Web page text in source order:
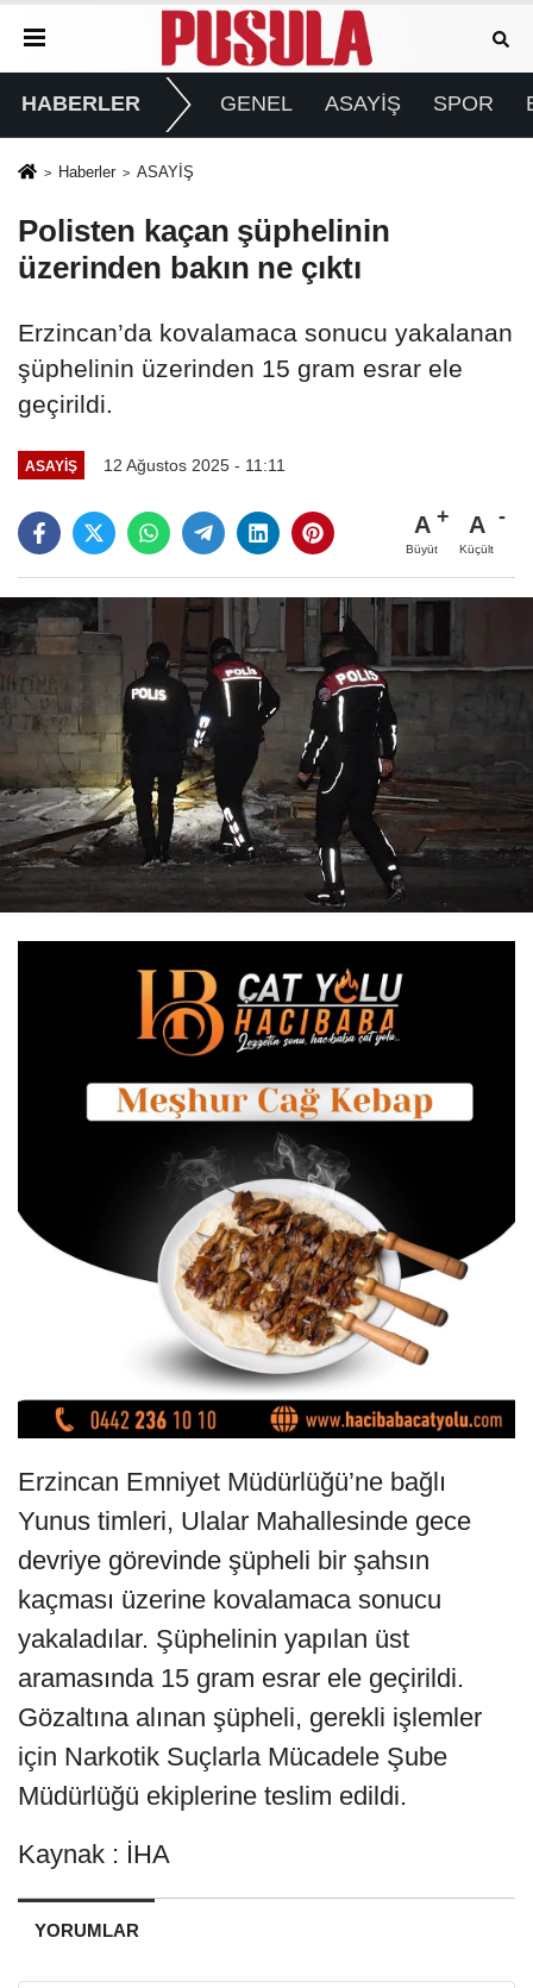
HABERLER GENEL ASAYİŞ SPOR
Haberler ASAYİŞ
Polisten kaçan şüphelinin
üzerinden bakın ne çıktı
Erzincan’da kovalamaca sonucu yakalanan
şüphelinin üzerinden 15 gram esrar ele
geçirildi.
ASAYİŞ 12 Ağustos 2025 - 11:11
A
Büyüt
A
Küçült
Erzincan Emniyet Müdürlüğü’ne bağlı
Yunus timleri, Ulalar Mahallesinde gece
devriye görevinde şüpheli bir şahsın
kaçması üzerine kovalamaca sonucu
yakaladılar. Şüphelinin yapılan üst
aramasında 15 gram esrar ele geçirildi.
Gözaltına alınan şüpheli, gerekli işlemler
için Narkotik Suçlarla Mücadele Şube
Müdürlüğü ekiplerine teslim edildi.
Kaynak : İHA
YORUMLAR